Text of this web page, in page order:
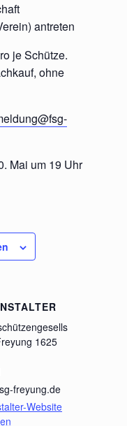
antreten
je Schütze.
ohne
Mai um 19 Uhr
1625
freyung.de
Website